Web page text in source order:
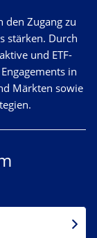
den Zugang zu
stärken. Durch
und ETF-
in
Märkten sowie